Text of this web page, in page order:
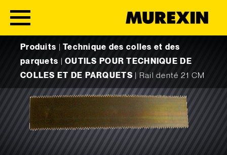
Produits |Technique des colles et des
parquets |OUTILS POUR TECHNIQUE DE
COLLES ET DE PARQUETS
Rail denté 21 CM